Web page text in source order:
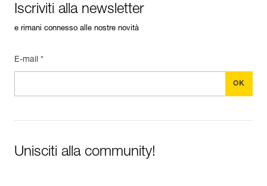
Iscriviti alla newsletter
e rimani connesso alle nostre novità
E-mail *
Unisciti alla community!